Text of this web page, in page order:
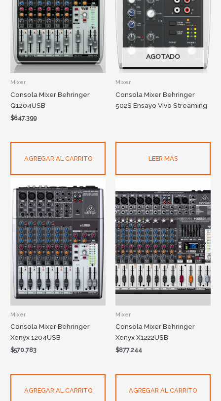
Mixer
Consola Mixer Behringer
Q1204USB
$647.399
AGREGAR AL CARRITO
AGOTADO
Mixer
Consola Mixer Behringer
502S Ensayo Vivo Streaming
LEER MÁS
Mixer
Consola Mixer Behringer
Xenyx 1204USB
$570.783
AGREGAR AL CARRITO
Mixer
Consola Mixer Behringer
Xenyx X1222USB
$877.244
AGREGAR AL CARRITO